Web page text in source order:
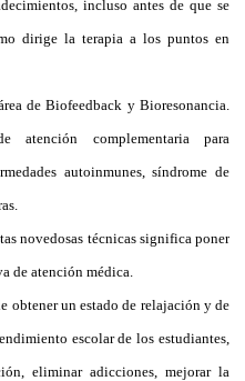
incluso antes de que se
dirige la terapia a los puntos en
de Biofeedback y Bioresonancia.
atención complementaria para
autoinmunes, síndrome de
novedosas técnicas significa poner
de atención médica.
obtener un estado de relajación y de
escolar de los estudiantes,
eliminar adicciones, mejorar la